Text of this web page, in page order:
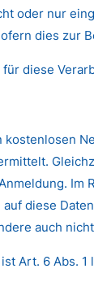
oder nur
dies zur
diese
kostenlosen
diese
auch
Art. 6 Abs. 1